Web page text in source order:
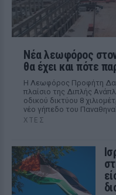
Νέα λεωφόρος
θα έχει και πότε
Η Λεωφόρος Προφήτη
πλαίσιο της Διπλής
οδικού δικτύου 8
νέο γήπεδο του
ΧΤΕΣ